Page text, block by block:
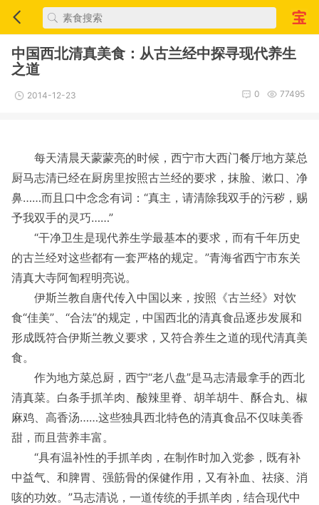
中国西北清真美食：从古兰经中探寻现代养生
之道
2014-12-23 77495
0
每天清晨天蒙蒙亮的时候，西宁市大西门餐厅地方菜总
厨马志清已经在厨房里按照古兰经的要求，抹脸、漱口、净
鼻……而且口中念念有词：“真主，请清除我双手的污秽，赐
予我双手的灵巧……”
“干净卫生是现代养生学最基本的要求，而有千年历史
的古兰经对这些都有一套严格的规定。”青海省西宁市东关
清真大寺阿訇程明亮说。
伊斯兰教自唐代传入中国以来，按照《古兰经》对饮
食“佳美”、“合法”的规定，中国西北的清真食品逐步发展和
形成既符合伊斯兰教义要求，又符合养生之道的现代清真美
食。
作为地方菜总厨，西宁“老八盘”是马志清最拿手的西北
清真菜。白条手抓羊肉、酸辣里脊、胡羊胡牛、酥合丸、椒
麻鸡、高香汤……这些独具西北特色的清真食品不仅味美香
甜，而且营养丰富。
“具有温补性的手抓羊肉，在制作时加入党参，既有补
中益气、和脾胃、强筋骨的保健作用，又有补血、祛痰、消
咳的功效。”马志清说，一道传统的手抓羊肉，结合现代中